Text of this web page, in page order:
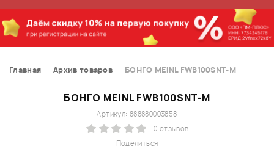
Главная Архив товаров БОНГО MEINL FWB100SNT-M
БОНГО MEINL FWB100SNT-M
Поделиться
Артикул: 888880003858
0 отзывов